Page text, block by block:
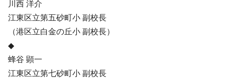
川西 洋介
江東区立第五砂町小 副校長
（港区立白金の丘小 副校長）
◆
蜂谷 顕一
江東区立第七砂町小 副校長